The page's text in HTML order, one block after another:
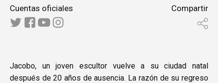
Cuentas oficiales Compartir
Jacobo, un joven escultor vuelve a su ciudad natal
después de 20 años de ausencia. La razón de su regreso